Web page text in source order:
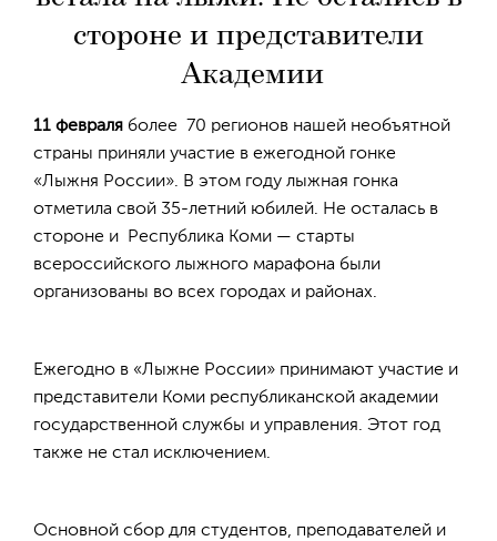
стороне и представители
Академии
11 февраля более 70 регионов нашей необъятной
страны приняли участие в ежегодной гонке
«Лыжня России». В этом году лыжная гонка
отметила свой 35-летний юбилей. Не осталась в
стороне и Республика Коми — старты
всероссийского лыжного марафона были
организованы во всех городах и районах.
Ежегодно в «Лыжне России» принимают участие и
представители Коми республиканской академии
государственной службы и управления. Этот год
также не стал исключением.
Основной сбор для студентов, преподавателей и